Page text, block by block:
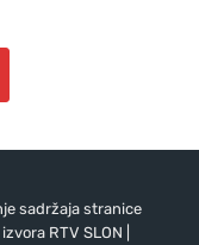
sadržaja stranice
RTV SLON |